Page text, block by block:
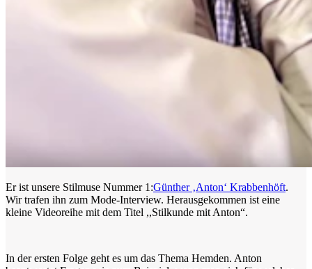
Er ist unsere Stilmuse Nummer 1:Günther ‚Anton‘ Krabbenhöft.
Wir trafen ihn zum Mode-Interview. Herausgekommen ist eine
kleine Videoreihe mit dem Titel ,,Stilkunde mit Anton“.
In der ersten Folge geht es um das Thema Hemden. Anton